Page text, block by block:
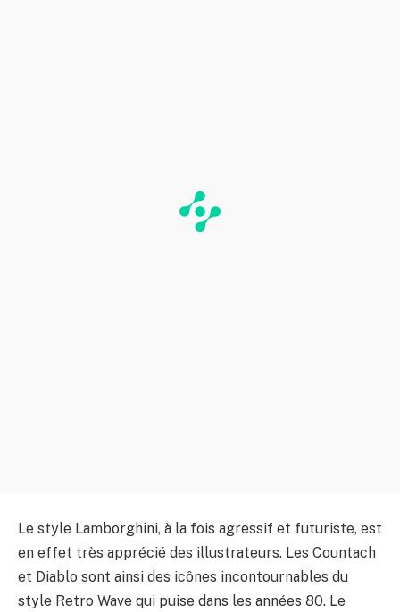
Le style Lamborghini, à la fois agressif et futuriste, est
en effet très apprécié des illustrateurs. Les Countach
et Diablo sont ainsi des icônes incontournables du
style Retro Wave qui puise dans les années 80. Le